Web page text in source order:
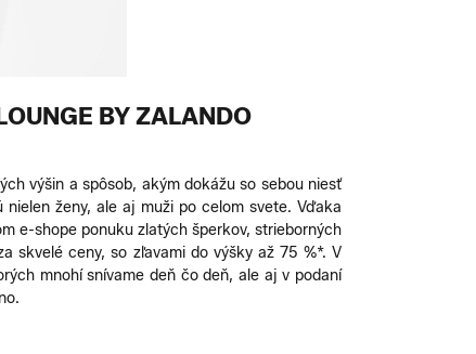
BY ZALANDO
výšin a spôsob, akým dokážu so sebou niesť
ženy, ale aj muži po celom svete. Vďaka
e-shope ponuku zlatých šperkov, strieborných
skvelé ceny, so zľavami do výšky až 75 %*. V
mnohí snívame deň čo deň, ale aj v podaní